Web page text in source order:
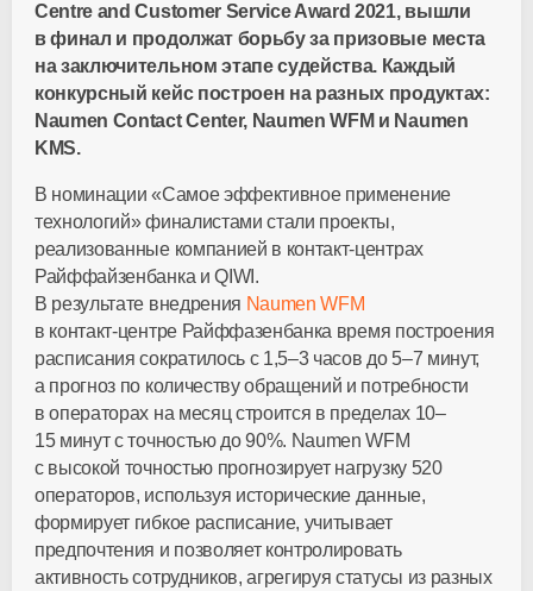
Centre and Customer Service Award 2021, вышли
в финал и продолжат борьбу за призовые места
на заключительном этапе судейства. Каждый
конкурсный кейс построен на разных продуктах:
Naumen Contact Center, Naumen WFM и Naumen
KMS.
В номинации «Самое эффективное применение
технологий» финалистами стали проекты,
реализованные компанией в контакт-центрах
Райффайзенбанка и QIWI.
В результате внедрения Naumen WFM
в контакт-центреРайффазенбанка время построения
расписания сократилось с 1,5–3 часов до 5–7 минут,
а прогноз по количеству обращений и потребности
в операторах на месяц строится в пределах 10–
15 минут с точностью до 90%. Naumen WFM
с высокой точностью прогнозирует нагрузку 520
операторов, используя исторические данные,
формирует гибкое расписание, учитывает
предпочтения и позволяет контролировать
активность сотрудников, агрегируя статусы из разных